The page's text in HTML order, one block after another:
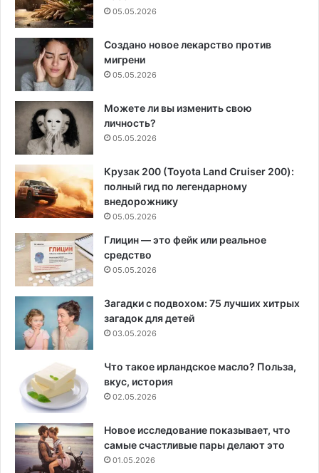
05.05.2026
Создано новое лекарство против
мигрени
05.05.2026
Можете ли вы изменить свою
личность?
05.05.2026
Крузак 200 (Toyota Land Cruiser 200):
полный гид по легендарному
внедорожнику
05.05.2026
Глицин — это фейк или реальное
средство
05.05.2026
Загадки с подвохом: 75 лучших хитрых
загадок для детей
03.05.2026
Что такое ирландское масло? Польза,
вкус, история
02.05.2026
Новое исследование показывает, что
самые счастливые пары делают это
01.05.2026